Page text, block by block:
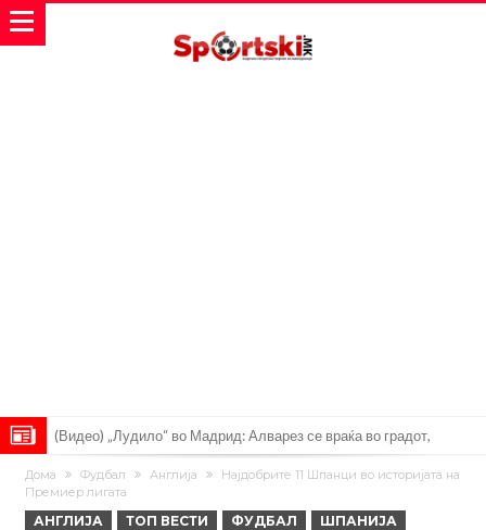
(Видео) „Лудило“ во Мадрид: Алварез се враќа во градот,
„шпионите“ веќе се појавија
Вардар остана без тренер: Фабијани замина од клупата на
„црвено-црните“
Мурињо: Несреќникот ни дојде неподготвен во Мадрид
Дома Фудбал Англија
Најдобрите 11 Шпанци во историјата на
Премиер лигата
АНГЛИЈА ТОП ВЕСТИ ФУДБАЛ ШПАНИЈА